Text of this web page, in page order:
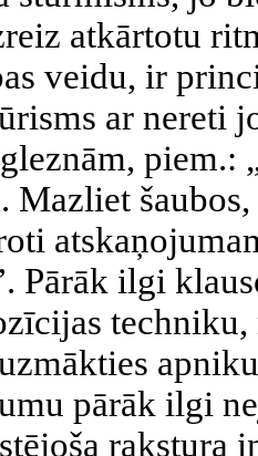
atkārtotu
veidu, ir
ar nereti
piem.:
Mazliet
Pārāk ilgi
techniku,
pārāk ilgi
rakstura